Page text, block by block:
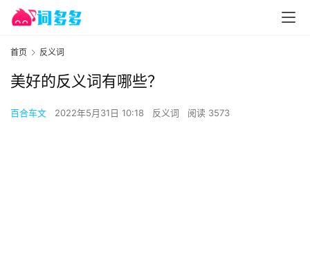
首页 反义词
美好的反义词有哪些？
百合车文 2022年5月31日 10:18 反义词 阅读 3573